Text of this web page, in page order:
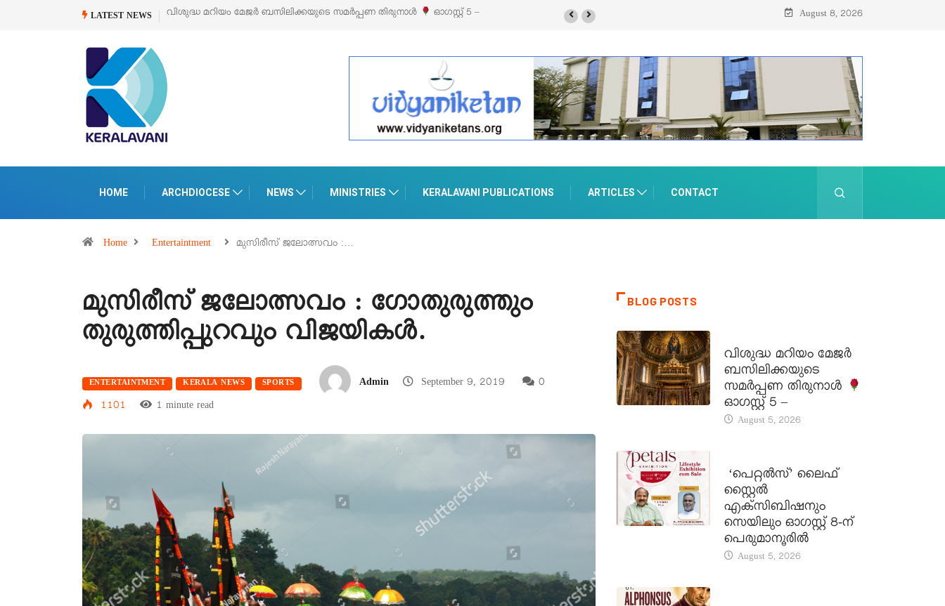
LATEST NEWS
മറിയം മേജർ ബസിലിക്കയുടെ സമർപ്പണ തിരുനാൾ ഓഗസ്റ്റ് 5 –‘പെറ്റൽസ്’ ലൈഫ് സ്റ്റൈൽ എക്സിബിഷനും സെയിലും ഓഗസ്റ്റ് 8-ന്
August 8, 2026
HOME ARCHDIOCESE NEWS MINISTRIES KERALAVANI PUBLICATIONS ARTICLES CONTACT
Home Entertaintment മുസിരീസ് ജലോത്സവം :…
മുസിരീസ് ജലോത്സവം : ഗോതുരുത്തും
തുരുത്തിപ്പുറവും വിജയികൾ.
ENTERTAINTMENT KERALA NEWS SPORTS Admin September 9, 2019
0
1101
1 minute read
BLOG POSTS
വിശുദ്ധ മറിയം മേജർ
ബസിലിക്കയുടെ
സമർപ്പണ തിരുനാൾ
ഓഗസ്റ്റ് 5 –
August 5, 2026
‘പെറ്റൽസ്’ ലൈഫ്
സ്റ്റൈൽ
എക്സിബിഷനും
സെയിലും ഓഗസ്റ്റ് 8-ന്
പെരുമാനൂരിൽ
August 5, 2026